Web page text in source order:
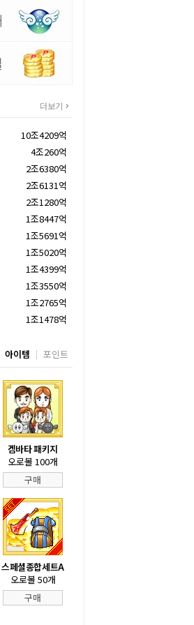
더보기
10조4209억
4조260억
2조6380억
2조6131억
2조1280억
1조8447억
1조5691억
1조5020억
1조4399억
1조3550억
1조2765억
1조1478억
아이템 포인트
겜바타 패키지
오로볼 100개
구매
스페셜종합세트A
오로볼 50개
구매